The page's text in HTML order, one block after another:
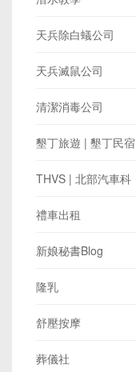
天兵除白蟻公司
天兵滅鼠公司
清潔消毒公司
墾丁旅遊 | 墾丁民宿
THVS | 北部汽車科
禮車出租
新娘秘書Blog
隆乳
舒壓按摩
葬儀社